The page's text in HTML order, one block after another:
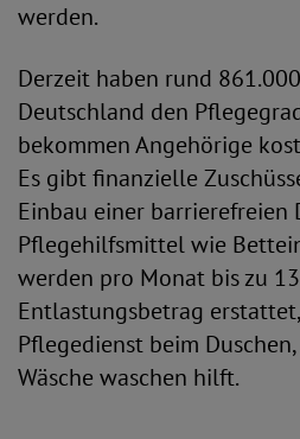
werden.
Derzeit haben rund
Deutschland den
bekommen Angehörige
Es gibt finanzielle
Einbau einer barrierefreien
Pflegehilfsmittel wie
werden pro Monat bis zu
Entlastungsbetrag
Pflegedienst beim
Wäsche waschen hilft.